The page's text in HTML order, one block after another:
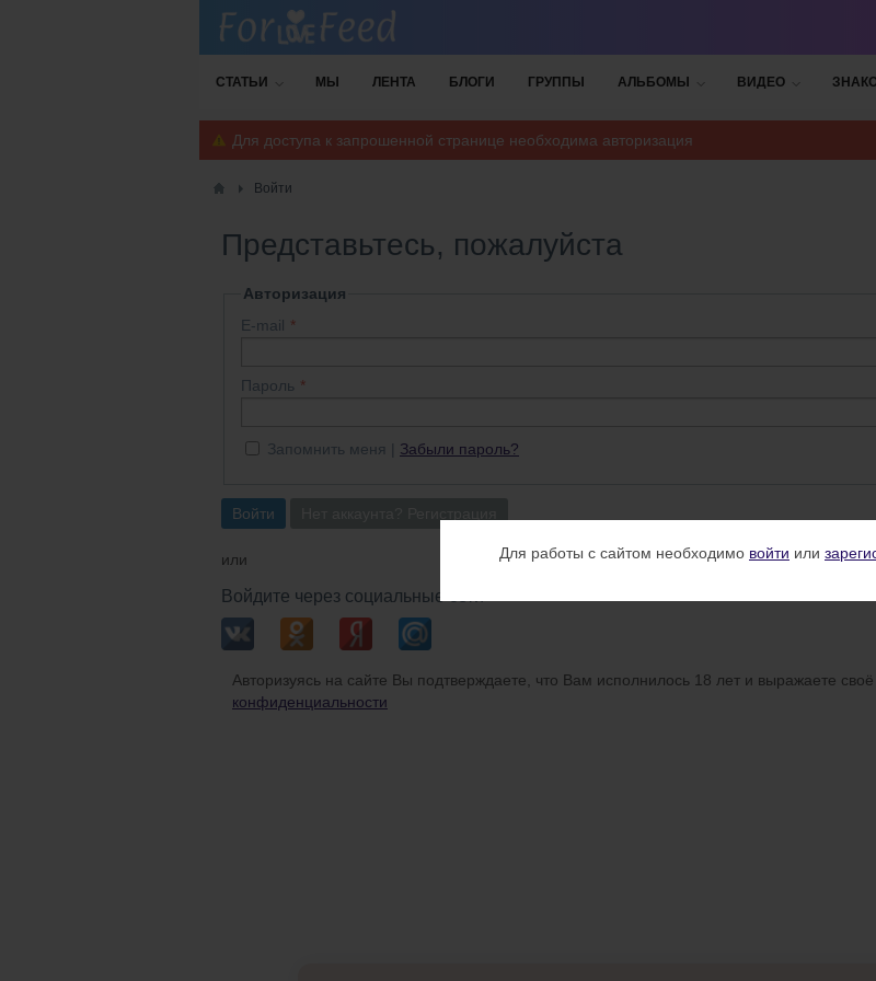
Для работы с сайтом необходимо войти или
СТАТЬИ МЫ ЛЕНТА БЛОГИ ГРУППЫ АЛЬБОМЫ ВИДЕО
Для доступа к запрошенной странице необходима авторизация
Войти
Представьтесь, пожалуйста
Авторизация
E-mail
Пароль
Запомнить меня Забыли пароль?
Войти
или
Войдите через социальные сети
Авторизуясь на сайте Вы подтверждаете, что Вам исполнилось 18 лет и выражаете своё
конфиденциальности